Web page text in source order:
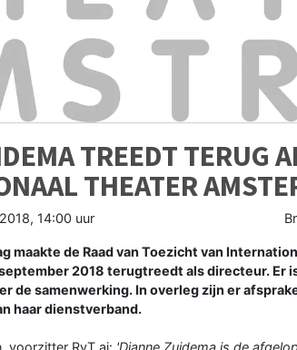
TREEDT TERUG
THEATER
14:00 uur
maakte de Raad van Toezicht van
2018 terugtreedt als directeur. Er
de samenwerking. In overleg zijn er
haar dienstverband.
voorzitter RvT ai: 'Dianne Zuidema is de